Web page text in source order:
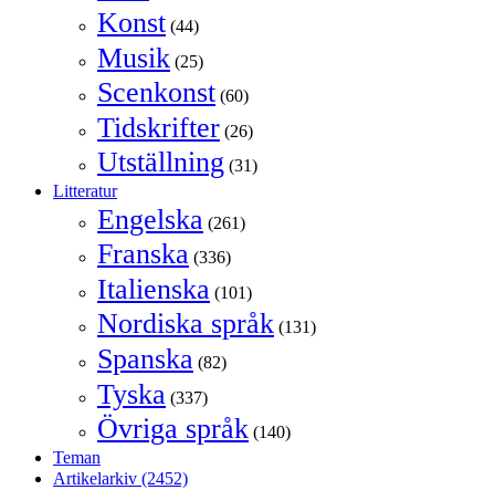
Konst (44)
Musik (25)
Scenkonst (60)
Tidskrifter (26)
Utställning (31)
Litteratur
Engelska (261)
Franska (336)
Italienska (101)
Nordiska språk (131)
Spanska (82)
Tyska (337)
Övriga språk (140)
Teman
Artikelarkiv (2452)